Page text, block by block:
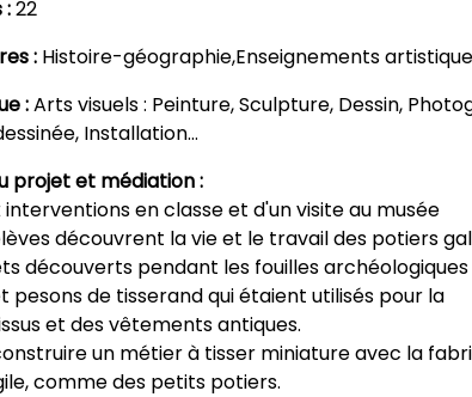
:22
: Histoire-géographie,Enseignements
:Arts visuels : Peinture, Sculpture, Dessin,
Installation…
projet et médiation :
interventions en classe et d'un visite au musée
découvrent la vie et le travail des potiers
découverts pendant les fouilles archéologiques
pesons de tisserand qui étaient utilisés pour la
et des vêtements antiques.
un métier à tisser miniature avec la
comme des petits potiers.